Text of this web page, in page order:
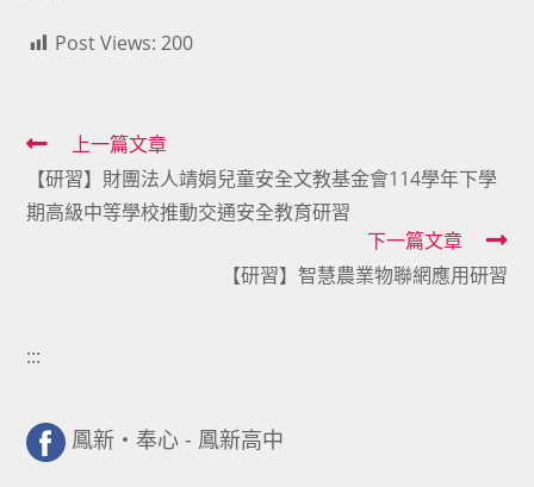
Post Views: 200
Read
more
articles
上一篇文章
【研習】財團法人靖娟兒童安全文教基金會114學年下學
期高級中等學校推動交通安全教育研習
下一篇文章
【研習】智慧農業物聯網應用研習
:::
鳳新・奉心 - 鳳新高中